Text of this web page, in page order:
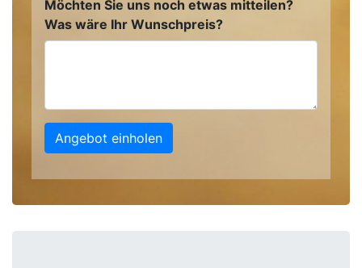
Möchten Sie uns noch etwas mitteilen?
Was wäre Ihr Wunschpreis?
Angebot einholen